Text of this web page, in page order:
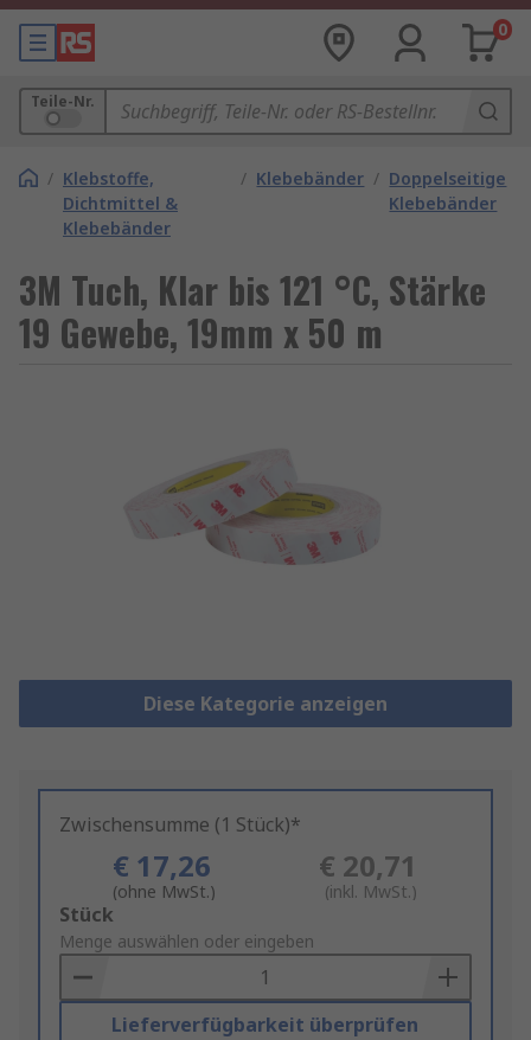
0
Teile-Nr.
/ Klebstoffe,
Dichtmittel &
Klebebänder
/ Klebebänder / Doppelseitige
Klebebänder
3M Tuch, Klar bis 121 °C, Stärke
19 Gewebe, 19mm x 50 m
Diese Kategorie anzeigen
Zwischensumme (1 Stück)*
€ 17,26
(ohne MwSt.)
€ 20,71
(inkl. MwSt.)
Add
to
Basket
Stück
Menge auswählen oder eingeben
Lieferverfügbarkeit überprüfen